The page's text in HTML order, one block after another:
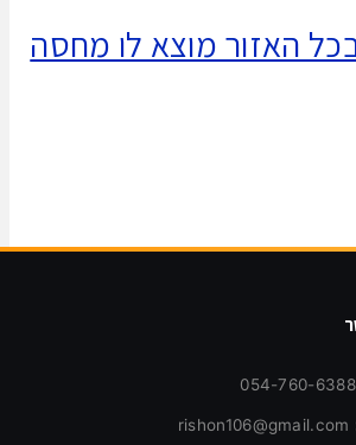
האזור מוצא לו מחסה
054-760-6388
rishon106@gmail.com